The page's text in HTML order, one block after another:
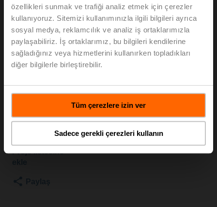
özellikleri sunmak ve trafiği analiz etmek için çerezler
kullanıyoruz. Sitemizi kullanımınızla ilgili bilgileri ayrıca
sosyal medya, reklamcılık ve analiz iş ortaklarımızla
paylaşabiliriz. İş ortaklarımız, bu bilgileri kendilerine
sağladığınız veya hizmetlerini kullanırken topladıkları
diğer bilgilerle birleştirebilir.
Tüm çerezlere izin ver
Sadece gerekli çerezleri kullanın
Modbus RTU, MP-Bus, Cloud, 2...10 V, DN 15, İçten ve
dıştan dişli, Rp 1/2"G 3/4", PN 25, ps 1600 kPa,
V'nom 0.42 l/s, Akışkan sıcaklığı -10...120°C
[14...248°F], Glikol izleme
Borulara montaj için ZREV..F aksesuarını (boru
bağlantı elemanı) öneriyoruz.
için kataloğa bakın.
Sepete ekle
Proje listesine